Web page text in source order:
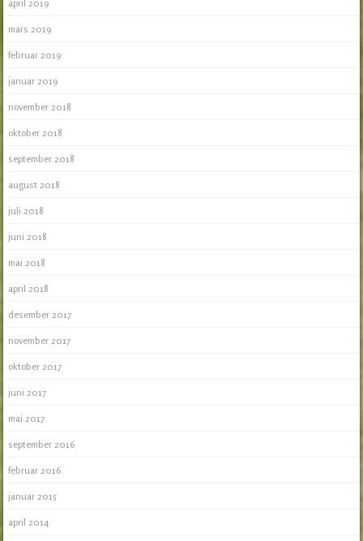
april 2019
mars 2019
februar 2019
januar 2019
november 2018
oktober 2018
september 2018
august 2018
juli 2018
juni 2018
mai 2018
april 2018
desember 2017
november 2017
oktober 2017
juni 2017
mai 2017
september 2016
februar 2016
januar 2015
april 2014